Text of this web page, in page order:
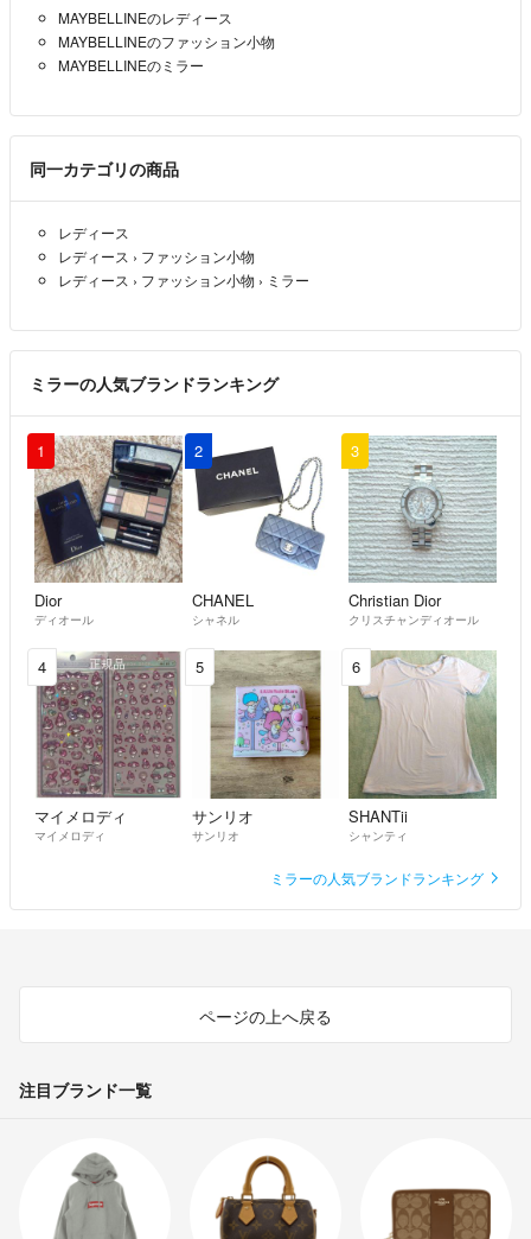
MAYBELLINEのレディース
MAYBELLINEのファッション小物
MAYBELLINEのミラー
同一カテゴリの商品
レディース
レディース › ファッション小物
レディース › ファッション小物 › ミラー
ミラーの人気ブランドランキング
1
Dior
ディオール
2
CHANEL
シャネル
3
Christian Dior
クリスチャンディオール
4
マイメロディ
マイメロディ
5
サンリオ
サンリオ
6
SHANTii
シャンティ
ミラーの人気ブランドランキング
ページの上へ戻る
注目ブランド一覧